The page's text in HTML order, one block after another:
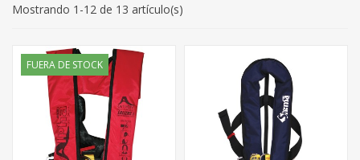
Mostrando 1-12 de 13 artículo(s)
FUERA DE STOCK